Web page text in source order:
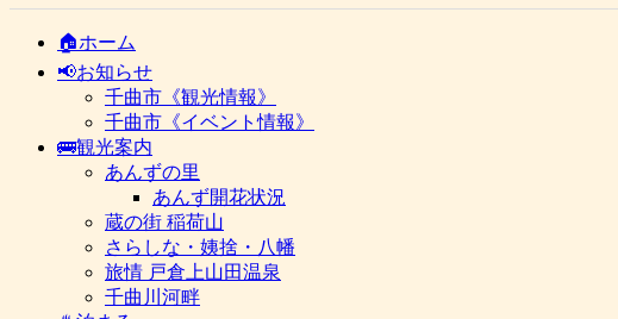
🏠ホーム
📢お知らせ
千曲市《観光情報》
千曲市《イベント情報》
🚌観光案内
あんずの里
あんず開花状況
蔵の街 稲荷山
さらしな・姨捨・八幡
旅情 戸倉上山田温泉
千曲川河畔